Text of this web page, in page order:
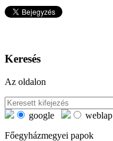
Keresés
Az oldalon
google
weblap
Főegyházmegyei papok